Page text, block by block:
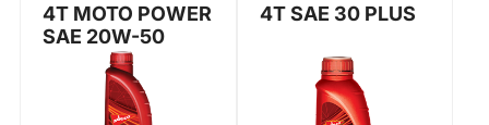
4T MOTO POWER
SAE 20W-50
4T SAE 30 PLUS